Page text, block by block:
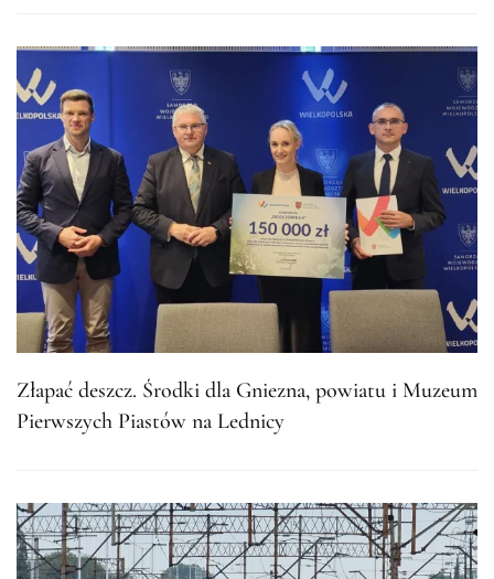
Złapać deszcz. Środki dla Gniezna, powiatu i Muzeum
Pierwszych Piastów na Lednicy